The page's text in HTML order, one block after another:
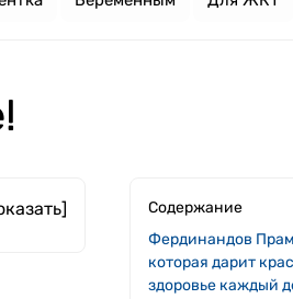
Содержание
Фердинандов
которая дарит
здоровье каждый